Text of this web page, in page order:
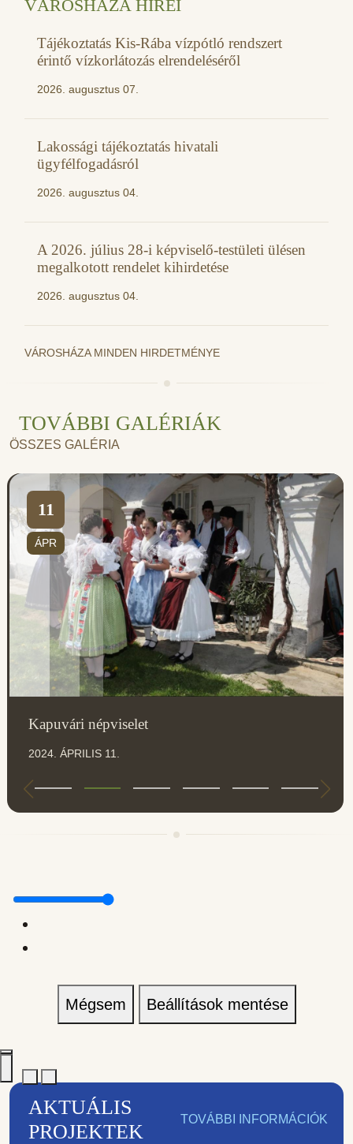
VÁROSHÁZA HÍREI
Tájékoztatás Kis-Rába vízpótló rendszert
érintő vízkorlátozás elrendeléséről
2026. augusztus 07.
Lakossági tájékoztatás hivatali
ügyfélfogadásról
2026. augusztus 04.
A 2026. július 28-i képviselő-testületi ülésen
megalkotott rendelet kihirdetése
2026. augusztus 04.
VÁROSHÁZA MINDEN HIRDETMÉNYE
TOVÁBBI GALÉRIÁK
ÖSSZES GALÉRIA
11
ÁPR
Kapuvári népviselet
2024. ÁPRILIS 11.
Mégsem Beállítások mentése
AKTUÁLIS
PROJEKTEK
TOVÁBBI INFORMÁCIÓK